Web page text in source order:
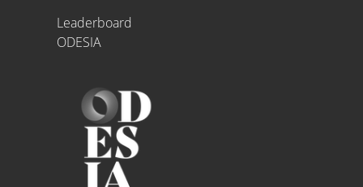
Leaderboard
ODESIA